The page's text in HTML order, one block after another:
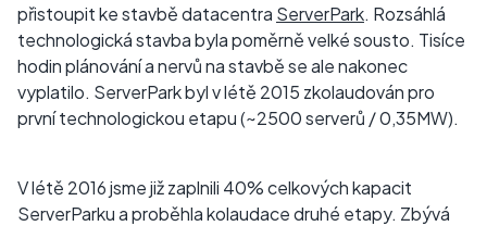
přistoupit ke stavbě datacentra ServerPark. Rozsáhlá
technologická stavba byla poměrně velké sousto. Tisíce
hodin plánování a nervů na stavbě se ale nakonec
vyplatilo. ServerPark byl v létě 2015 zkolaudován pro
první technologickou etapu (~2500 serverů / 0,35MW).
V létě 2016 jsme již zaplnili 40% celkových kapacit
ServerParku a proběhla kolaudace druhé etapy. Zbývá